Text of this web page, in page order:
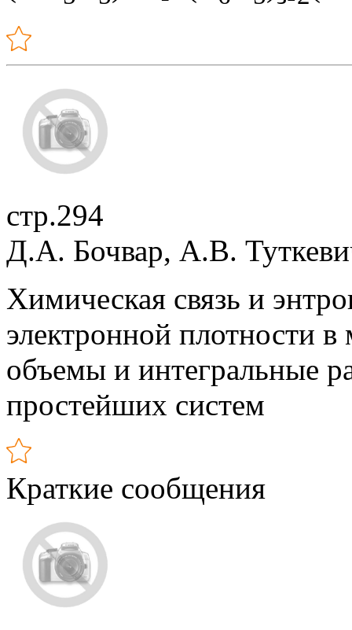
стр.294
Д.А. Бочвар, А.В.
Химическая связь и
электронной плотности
объемы и интегральные
простейших систем
Краткие сообщения